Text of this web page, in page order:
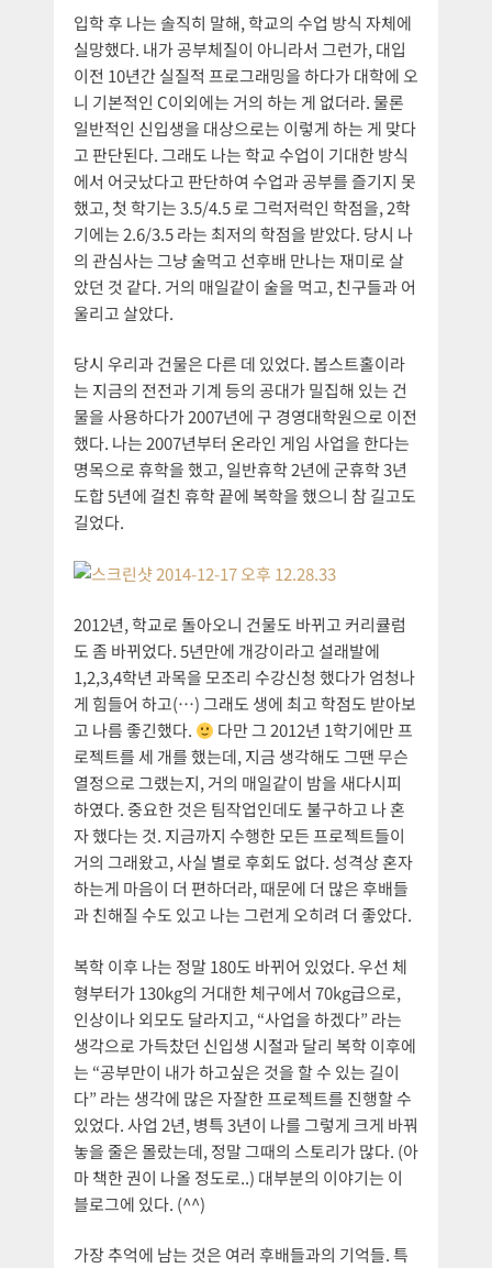
입학 후 나는 솔직히 말해, 학교의 수업 방식 자체에
실망했다. 내가 공부체질이 아니라서 그런가, 대입
이전 10년간 실질적 프로그래밍을 하다가 대학에 오
니 기본적인 C이외에는 거의 하는 게 없더라. 물론
일반적인 신입생을 대상으로는 이렇게 하는 게 맞다
고 판단된다. 그래도 나는 학교 수업이 기대한 방식
에서 어긋났다고 판단하여 수업과 공부를 즐기지 못
했고, 첫 학기는 3.5/4.5 로 그럭저럭인 학점을, 2학
기에는 2.6/3.5 라는 최저의 학점을 받았다. 당시 나
의 관심사는 그냥 술먹고 선후배 만나는 재미로 살
았던 것 같다. 거의 매일같이 술을 먹고, 친구들과 어
울리고 살았다.
당시 우리과 건물은 다른 데 있었다. 봅스트홀이라
는 지금의 전전과 기계 등의 공대가 밀집해 있는 건
물을 사용하다가 2007년에 구 경영대학원으로 이전
했다. 나는 2007년부터 온라인 게임 사업을 한다는
명목으로 휴학을 했고, 일반휴학 2년에 군휴학 3년
도합 5년에 걸친 휴학 끝에 복학을 했으니 참 길고도
길었다.
2012년, 학교로 돌아오니 건물도 바뀌고 커리큘럼
도 좀 바뀌었다. 5년만에 개강이라고 설래발에
1,2,3,4학년 과목을 모조리 수강신청 했다가 엄청나
게 힘들어 하고(…) 그래도 생에 최고 학점도 받아보
고 나름 좋긴했다.
다만 그 2012년 1학기에만 프
로젝트를 세 개를 했는데, 지금 생각해도 그땐 무슨
열정으로 그랬는지, 거의 매일같이 밤을 새다시피
하였다. 중요한 것은 팀작업인데도 불구하고 나 혼
자 했다는 것. 지금까지 수행한 모든 프로젝트들이
거의 그래왔고, 사실 별로 후회도 없다. 성격상 혼자
하는게 마음이 더 편하더라, 때문에 더 많은 후배들
과 친해질 수도 있고 나는 그런게 오히려 더 좋았다.
복학 이후 나는 정말 180도 바뀌어 있었다. 우선 체
형부터가 130kg의 거대한 체구에서 70kg급으로,
인상이나 외모도 달라지고, “사업을 하겠다” 라는
생각으로 가득찼던 신입생 시절과 달리 복학 이후에
는 “공부만이 내가 하고싶은 것을 할 수 있는 길이
다” 라는 생각에 많은 자잘한 프로젝트를 진행할 수
있었다. 사업 2년, 병특 3년이 나를 그렇게 크게 바꿔
놓을 줄은 몰랐는데, 정말 그때의 스토리가 많다. (아
마 책한 권이 나올 정도로..) 대부분의 이야기는 이
블로그에 있다. (^^)
가장 추억에 남는 것은 여러 후배들과의 기억들. 특